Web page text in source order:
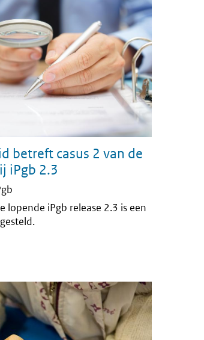
betreft casus 2 van de
iPgb 2.3
lopende iPgb release 2.3 is een